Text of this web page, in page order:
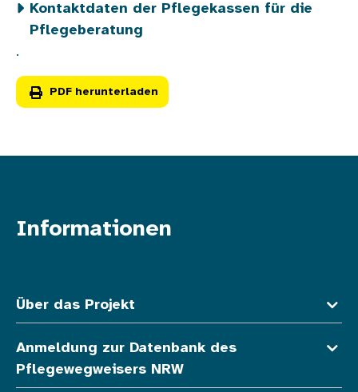
Kontaktdaten der Pflegekassen für die
Pflegeberatung
.
PDF herunterladen
Informationen
Über das Projekt
Anmeldung zur Datenbank des
Pflegewegweisers NRW